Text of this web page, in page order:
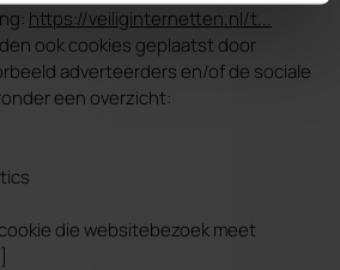
https://veiliginternetten.nl/t...
ook cookies geplaatst door
adverteerders en/of de sociale
een overzicht:
die websitebezoek meet